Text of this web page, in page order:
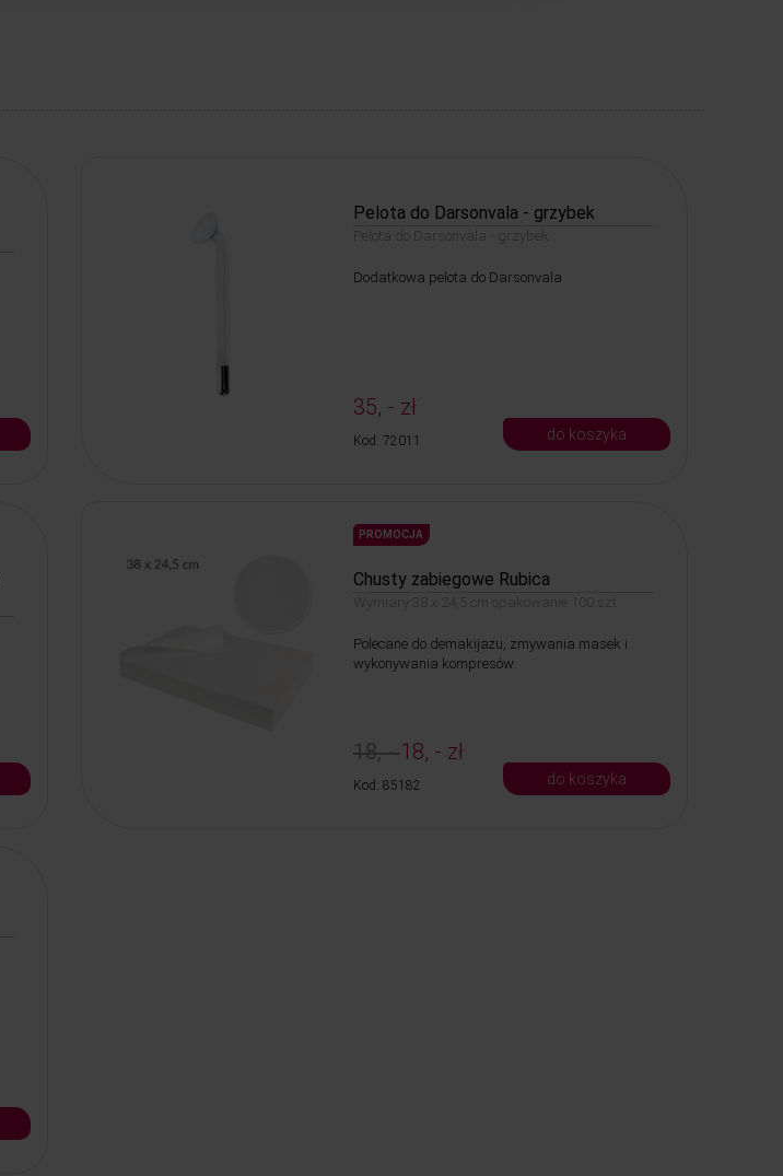
Pelota do Darsonvala - grzybek
Pelota do Darsonvala - grzybek
Dodatkowa pelota do Darsonvala
35, - zł
Kod: 72011 do koszyka
PROMOCJA
Chusty zabiegowe Rubica
Wymiary 38 x 24,5 cm opakowanie 100 szt.
Polecane do demakijażu, zmywania masek i
wykonywania kompresów.
18, -18, - zł
Kod: 85182 do koszyka